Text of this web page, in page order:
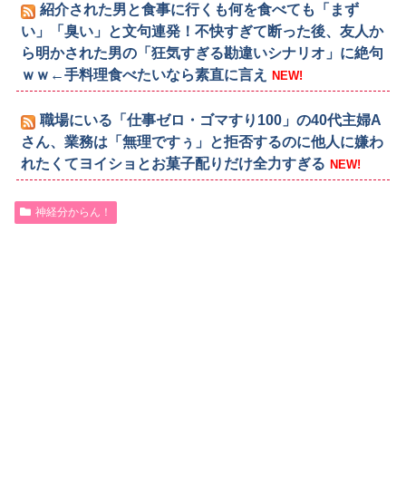
紹介された男と食事に行くも何を食べても「まず
い」「臭い」と文句連発！不快すぎて断った後、友人か
ら明かされた男の「狂気すぎる勘違いシナリオ」に絶句
ｗｗ←手料理食べたいなら素直に言え
NEW!
職場にいる「仕事ゼロ・ゴマすり100」の40代主婦A
さん、業務は「無理ですぅ」と拒否するのに他人に嫌わ
れたくてヨイショとお菓子配りだけ全力すぎる NEW!
神経分からん！